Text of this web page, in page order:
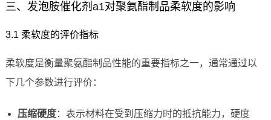
三、发泡胺催化剂a1对聚氨酯制品柔软度的影响
3.1 柔软度的评价指标
柔软度是衡量聚氨酯制品性能的重要指标之一，通常通过以
下几个参数进行评价：
压缩硬度：表示材料在受到压缩力时的抵抗能力，硬度